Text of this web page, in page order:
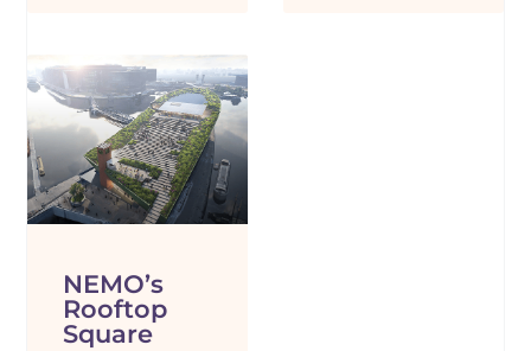
NEMO’s
Rooftop
Square